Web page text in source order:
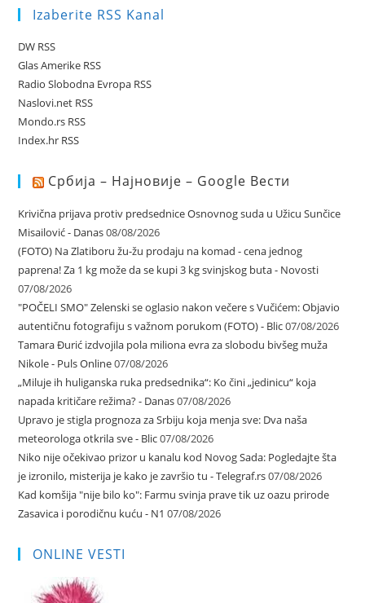
Izaberite RSS Kanal
DW RSS
Glas Amerike RSS
Radio Slobodna Evropa RSS
Naslovi.net RSS
Mondo.rs RSS
Index.hr RSS
Србија – Најновије – Google Вести
Krivična prijava protiv predsednice Osnovnog suda u Užicu Sunčice
Misailović - Danas08/08/2026
(FOTO) Na Zlatiboru žu-žu prodaju na komad - cena jednog
paprena! Za 1 kg može da se kupi 3 kg svinjskog buta - Novosti
07/08/2026
"POČELI SMO" Zelenski se oglasio nakon večere s Vučićem: Objavio
autentičnu fotografiju s važnom porukom (FOTO) - Blic07/08/2026
Tamara Đurić izdvojila pola miliona evra za slobodu bivšeg muža
Nikole - Puls Online07/08/2026
„Miluje ih huliganska ruka predsednika“: Ko čini „jedinicu“ koja
napada kritičare režima? - Danas07/08/2026
Upravo je stigla prognoza za Srbiju koja menja sve: Dva naša
meteorologa otkrila sve - Blic07/08/2026
Niko nije očekivao prizor u kanalu kod Novog Sada: Pogledajte šta
je izronilo, misterija je kako je završio tu - Telegraf.rs07/08/2026
Kad komšija "nije bilo ko": Farmu svinja prave tik uz oazu prirode
Zasavica i porodičnu kuću - N1 07/08/2026
ONLINE VESTI